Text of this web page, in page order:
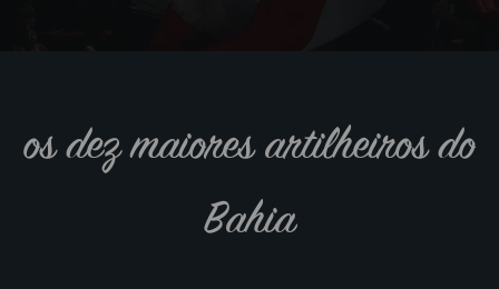
os dez maiores artilheiros do
Bahia